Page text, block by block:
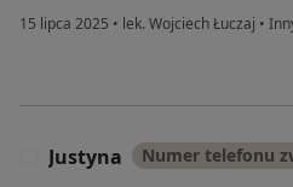
15 lipca 2025 • lek. Wojciech Łuczaj •
Justyna Numer telefonu